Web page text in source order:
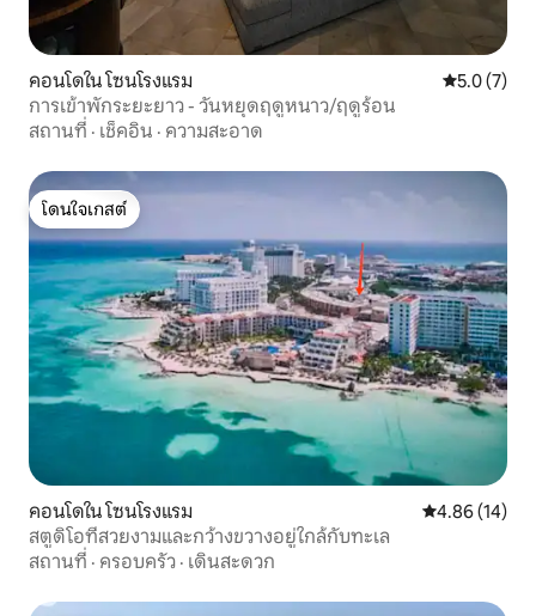
คอนโดใน โซนโรงแรม คะแนนเฉลี่
5.0 (7)
การเข้าพักระยะยาว - วันหยุดฤดูหนาว/ฤดูร้อน
สถานที่ · เช็คอิน · ความสะอาด
โดนใจเกสต์
โดนใจเกสต์
คอนโดใน โซนโรงแรม คะแนนเฉลี่ย
4.86 (14)
สตูดิโอที่สวยงามและกว้างขวางอยู่ใกล้กับทะเล
สถานที่ · ครอบครัว · เดินสะดวก